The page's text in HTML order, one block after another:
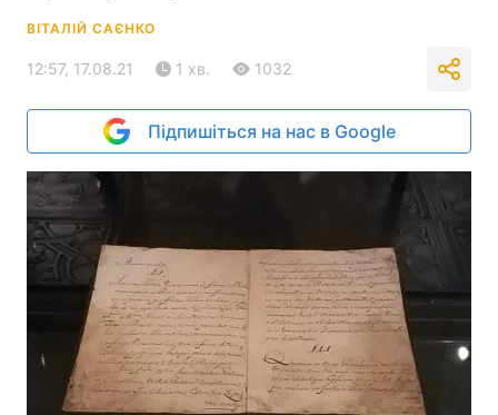
ВІТАЛІЙ САЄНКО
12:57, 17.08.21 1 хв. 1032
Підпишіться на нас в Google